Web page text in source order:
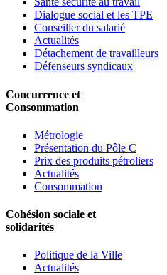
Dialogue social et les TPE
Conseiller du salarié
Actualités
Détachement de travailleurs
Défenseurs syndicaux
Concurrence et
Consommation
Métrologie
Présentation du Pôle C
Prix des produits pétroliers
Actualités
Consommation
Cohésion sociale et
solidarités
Politique de la Ville
Actualités